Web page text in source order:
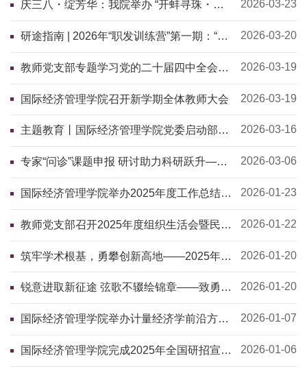
庆三八・绽芳华：我院举办 “开蚌寻珠・匠
心饰爱” 主题活动
2026-03-23
研途指南 | 2026年“职发训练营”第一期：“职
航经管”就业指导座谈会顺利举办
2026-03-20
教师党支部专题学习党的二十届四中全会精
神
2026-03-19
国际经济管理学院召开新学期全体教师大会 2026-03-19
主题教育丨国际经济管理学院党委启动部署
树立和践行正确政绩观学习教育
2026-03-16
专家“问诊”课题申报 研讨助力科研跃升——
国际经济管理学院举办国家级课题申报质量
提升会
2026-03-06
国际经济管理学院举办2025年度工作总结述
职会暨教职工大会
2026-01-23
教师党支部召开2025年度组织生活会暨民主
评议党员会议
2026-01-22
筑牢学术根基，勇攀创新高地——2025年学
院科研工作成果速递
2026-01-20
锐意进取新征途 弦歌不辍绘锦章——致勇毅
前行的2025
2026-01-20
国际经济管理学院举办计量经济学前沿方法
研讨会
2026-01-07
国际经济管理学院完成2025年全国研招宣讲
活动
2026-01-06